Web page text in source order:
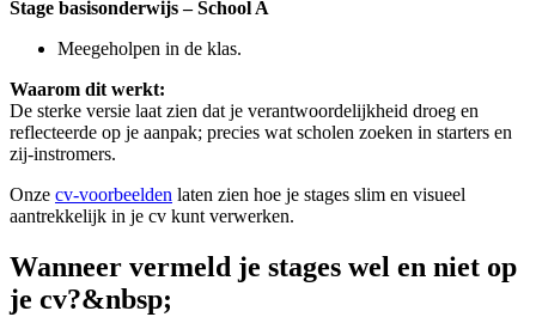
Stage basisonderwijs – School A
Meegeholpen in de klas.
Waarom dit werkt:
De sterke versie laat zien dat je verantwoordelijkheid droeg en
reflecteerde op je aanpak; precies wat scholen zoeken in starters en
zij-instromers.
Onze cv-voorbeelden laten zien hoe je stages slim en visueel
aantrekkelijk in je cv kunt verwerken.
Wanneer vermeld je stages wel en niet op
je cv?&nbsp;